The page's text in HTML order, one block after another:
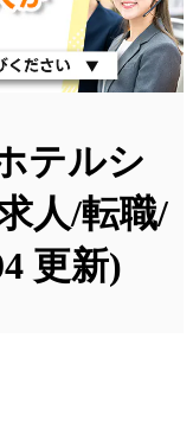
テルシ
人/転職/
更新)